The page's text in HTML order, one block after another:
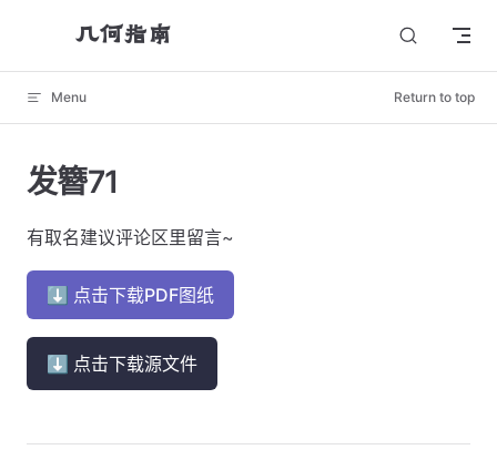
Skip to content
几何指南
Menu Return to top
发簪71
有取名建议评论区里留言~
⬇ 点击下载PDF图纸
⬇ 点击下载源文件